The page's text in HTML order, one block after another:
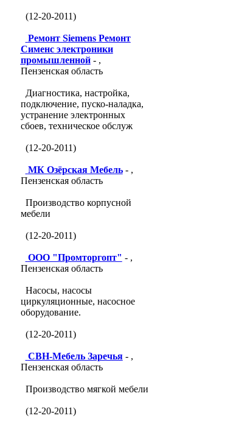
(12-20-2011)
Ремонт Siemens Ремонт
Сименс электроники
промышленной- ,
Пензенская область
Диагностика, настройка,
подключение, пуско-наладка,
устранение электронных
сбоев, техническое обслуж
(12-20-2011)
МК Озёрская Мебель- ,
Пензенская область
Производство корпусной
мебели
(12-20-2011)
ООО "Промторгопт" - ,
Пензенская область
Насосы, насосы
циркуляционные, насосное
оборудование.
(12-20-2011)
СВН-Мебель Заречья- ,
Пензенская область
Производство мягкой мебели
(12-20-2011)